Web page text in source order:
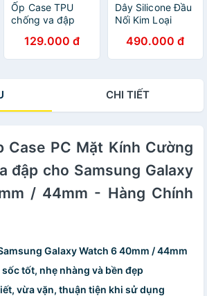
Ốp Case TPU
chống va đập
Galaxy Watch8
Classic 46mm -
129.000 đ
Dây Silicone Đầu
Nối Kim Loại
Apple Watch
Ultra 1/2 & Apple
Size
490.000 đ
CHI TIẾT
Case PC Mặt Kính Cường
đập cho Samsung Galaxy
/ 44mm - Hàng Chính
Galaxy Watch 6 40mm / 44mm
tốt, nhẹ nhàng và bền đẹp
vừa vặn, thuận tiện khi sử dụng